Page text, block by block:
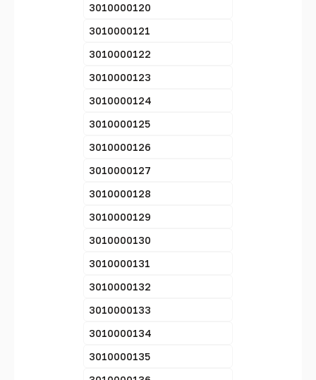
3010000120
3010000121
3010000122
3010000123
3010000124
3010000125
3010000126
3010000127
3010000128
3010000129
3010000130
3010000131
3010000132
3010000133
3010000134
3010000135